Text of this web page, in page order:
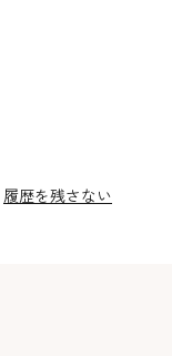
履歴を残さない